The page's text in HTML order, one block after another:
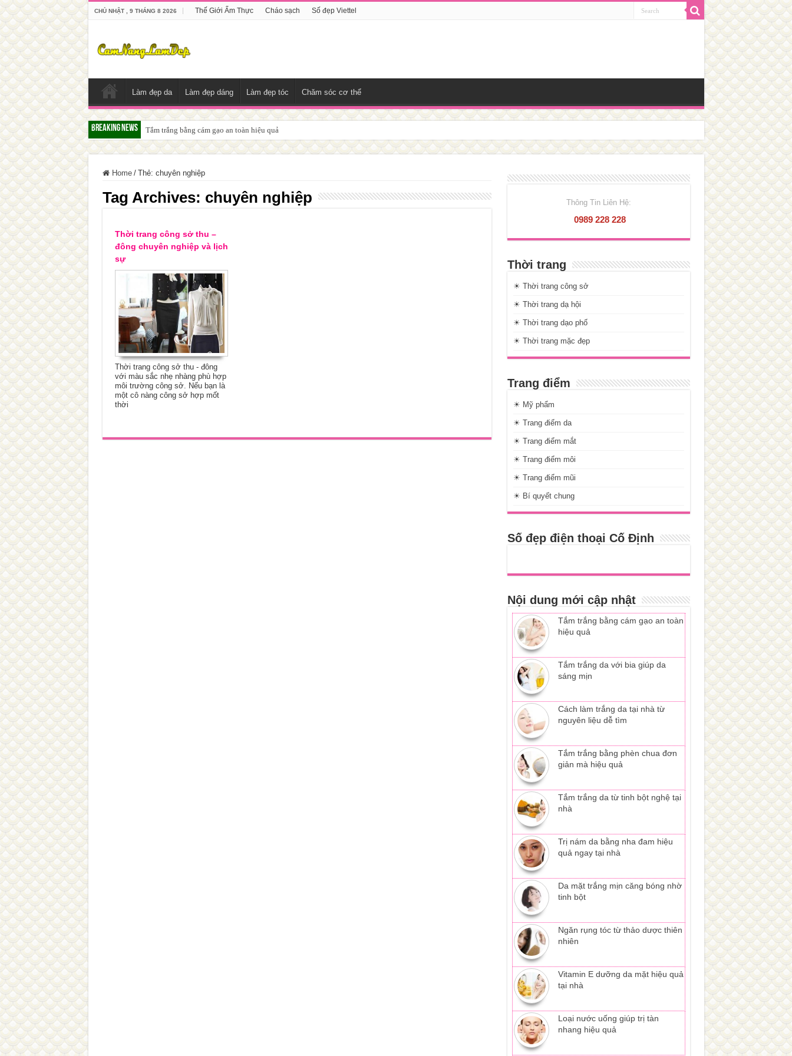
CHỦ NHẬT , 9 THÁNG 8 2026 Thế Giới Ẩm Thực Cháo sạch Số đẹp Viettel
Làm đẹp da Làm đẹp dáng Làm đẹp tóc Chăm sóc cơ thể
Breaking News Tắm trắng bằng cám gạo an toàn hiệu quả
Home / Thẻ: chuyên nghiệp
Tag Archives: chuyên nghiệp
Thời trang công sở thu –
đông chuyên nghiệp và lịch
sự
Thời trang công sở thu - đông
với màu sắc nhẹ nhàng phù hợp
môi trường công sở. Nếu bạn là
một cô nàng công sở hợp mốt
thời
Thông Tin Liên Hệ:
0989 228 228
Thời trang
☀ Thời trang công sở
☀ Thời trang dạ hội
☀ Thời trang dạo phố
☀ Thời trang mặc đẹp
Trang điểm
☀ Mỹ phẩm
☀ Trang điểm da
☀ Trang điểm mắt
☀ Trang điểm môi
☀ Trang điểm mũi
☀ Bí quyết chung
Số đẹp điện thoại Cố Định
Nội dung mới cập nhật
Tắm trắng bằng cám gạo an toàn
hiệu quả
Tắm trắng da với bia giúp da
sáng mịn
Cách làm trắng da tại nhà từ
nguyên liệu dễ tìm
Tắm trắng bằng phèn chua đơn
giản mà hiệu quả
Tắm trắng da từ tinh bột nghệ tại
nhà
Trị nám da bằng nha đam hiệu
quả ngay tại nhà
Da mặt trắng mịn căng bóng nhờ
tinh bột
Ngăn rụng tóc từ thảo dược thiên
nhiên
Vitamin E dưỡng da mặt hiệu quả
tại nhà
Loại nước uống giúp trị tàn
nhang hiệu quả